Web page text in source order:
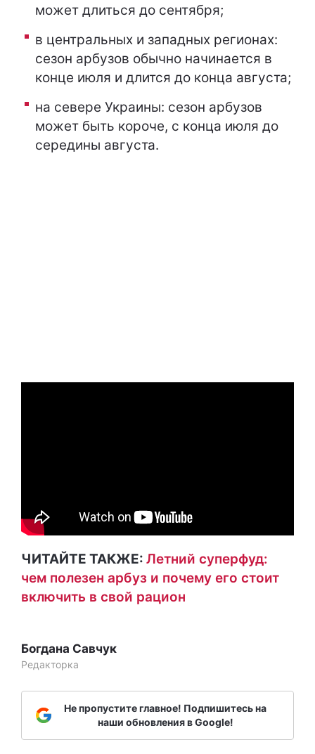
может длиться до сентября;
в центральных и западных регионах:
сезон арбузов обычно начинается в
конце июля и длится до конца августа;
на севере Украины: сезон арбузов
может быть короче, с конца июля до
середины августа.
ЧИТАЙТЕ ТАКЖЕ: Летний суперфуд:
чем полезен арбуз и почему его стоит
включить в свой рацион
Богдана Савчук
Редакторка
Не пропустите главное! Подпишитесь на
наши обновления в Google!